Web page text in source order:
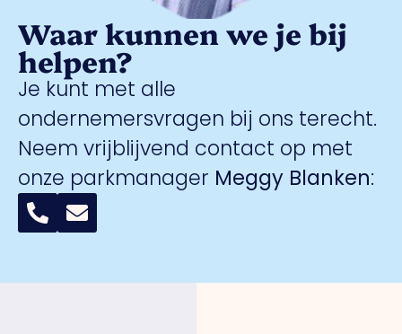
Waar kunnen we je bij
helpen?
Je kunt met alle
ondernemersvragen bij ons terecht.
Neem vrijblijvend contact op met
onze parkmanager Meggy Blanken: